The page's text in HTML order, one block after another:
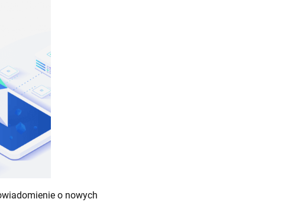
o nowych